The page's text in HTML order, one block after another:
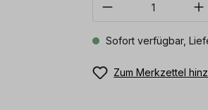
Produkt
Sofort verfügbar,
Zum Merkzettel